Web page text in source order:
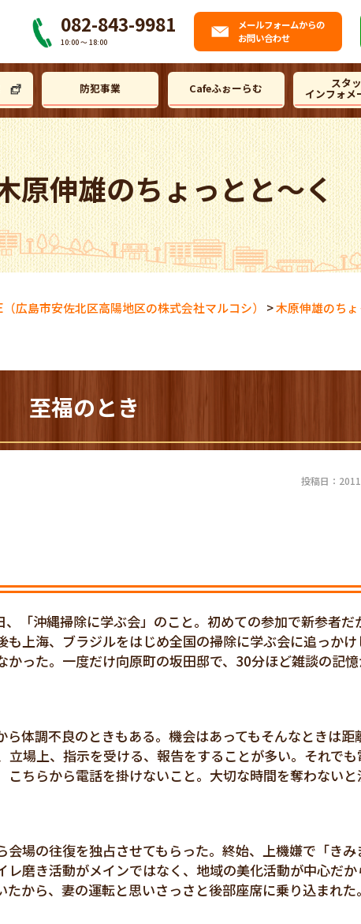
082-843-9981
10:00 〜 18:00
メールフォームからの
お問い合わせ
防犯事業 Cafeふぉーらむ スタ
インフォメ
原伸雄のちょっとと～く
（広島市安佐北区高陽地区の株式会社マルコシ） >木原伸雄のちょ
至福のとき
投稿日：
「沖縄掃除に学ぶ会」のこと。初めての参加で新参者だ
上海、ブラジルをはじめ全国の掃除に学ぶ会に追っかけ
った。一度だけ向原町の坂田邸で、30分ほど雑談の記
体調不良のときもある。機会はあってもそんなときは距
場上、指示を受ける、報告をすることが多い。それでも
ちらから電話を掛けないこと。大切な時間を奪わないと
場の往復を独占させてもらった。終始、上機嫌で「きみ
磨き活動がメインではなく、地域の美化活動が中心だ
から、妻の運転と思いさっさと後部座席に乗り込まれた。